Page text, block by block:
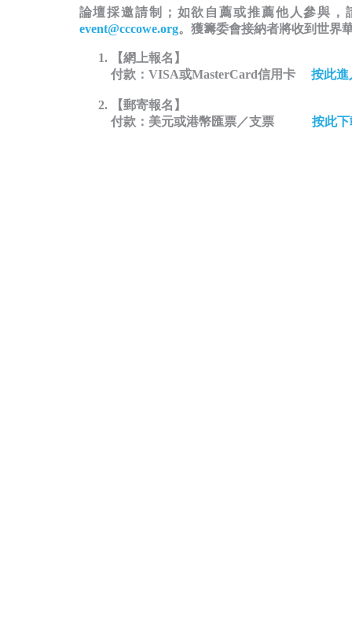
論壇採邀請制；如欲自薦或推薦他人參與
event@cccowe.org。獲籌委會接納者將收到世界
【網上報名】
付款：VISA或MasterCard信用卡 按此進
【郵寄報名】
付款：美元或港幣匯票／支票 按此